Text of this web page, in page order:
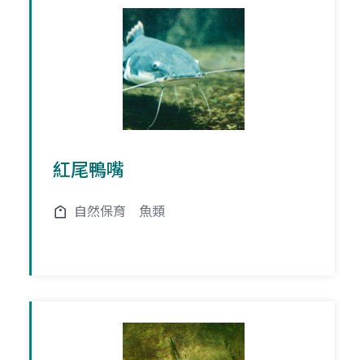
紅尾鴨嘴
自然保育 魚類